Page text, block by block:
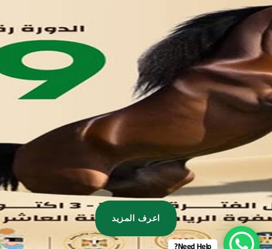
تواصل معنا
مدينة العاشر من رمضان
01221020029
055-4494429
055-4494406
info.triaeg@yahoo.com
info@triaeg-guide.com
Need Help?
اعرف المزيد